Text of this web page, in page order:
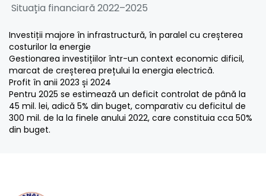
Situația financiară 2022–2025
Investiții majore în infrastructură, în paralel cu creșterea
costurilor la energie
Gestionarea investițiilor într-un context economic dificil,
marcat de creșterea prețului la energia electrică.
Profit în anii 2023 și 2024
Pentru 2025 se estimează un deficit controlat de până la
45 mil. lei, adică 5% din buget, comparativ cu deficitul de
300 mil. de la la finele anului 2022, care constituia cca 50%
din buget.